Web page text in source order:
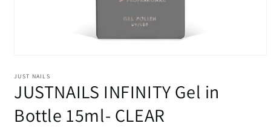
multimédia
em
JUST NAILS
JUSTNAILS INFINITY Gel in
Bottle 15ml- CLEAR